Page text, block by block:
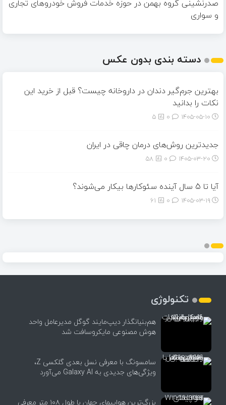
صدرنشینی گروه بهمن در حوزه خدمات فروش خودروهای تجاری
و سواری
دسته بندی بدون عکس
بهترین جرم‌گیر دندان در داروخانه چیست؟ قبل از خرید این
نکات را بدانید
۱۴۰۵-۰۵-۱۰ 5
جدیدترین روش‌های درمان چاقی در ایران
۱۴۰۵-۰۳-۲۰ 58
آیا تا 5 سال آینده سئوکارها بیکار می‌شوند؟
۱۴۰۵-۰۳-۱۹ 61
تکنولوژی
هم‌بنیانگذار دیپ‌مایند گوگل مدیرعامل واحد
هوش مصنوعی مایکروسافت شد
سامسونگ با معرفی نسل بعدی گلکسی Z،
ویژگی‌های جدیدی به Galaxy AI می‌آورد
بزرگ‌ترین هواپیمای جهان با طول ۱۰۸ متر معرفی